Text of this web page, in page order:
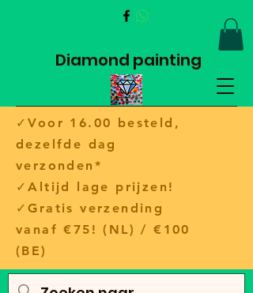
Diamond painting
✓Voor 16.00 besteld,
dezelfde dag
verzonden*
✓Altijd lage prijzen!
✓Gratis verzending
vanaf €75! (NL) / €100
(BE)